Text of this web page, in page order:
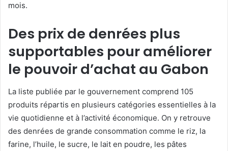
mois.
Des prix de denrées plus
supportables pour améliorer
le pouvoir d’achat au Gabon
La liste publiée par le gouvernement comprend 105
produits répartis en plusieurs catégories essentielles à la
vie quotidienne et à l’activité économique. On y retrouve
des denrées de grande consommation comme le riz, la
farine, l’huile, le sucre, le lait en poudre, les pâtes